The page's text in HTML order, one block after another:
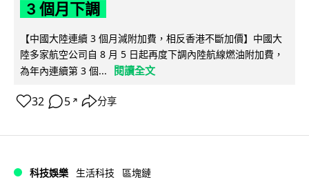
3 個月下調
【中國大陸連續 3 個月減附加費，相反香港不斷加價】中國大
陸多家航空公司自 8 月 5 日起再度下調內陸航線燃油附加費，
為年內連續第 3 個...
閱讀全文
32 5 ↗ 分享
科技娛樂 生活科技 區塊鏈